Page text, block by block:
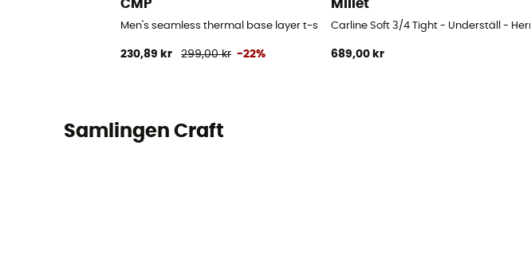
CMP
Men's seamless thermal base layer t-shirt - Underställ - Herr
230,89 kr 299,00 kr -22%
Millet
Carline Soft 3/4 Tight - Underställ - Herr
689,00 kr
Samlingen Craft